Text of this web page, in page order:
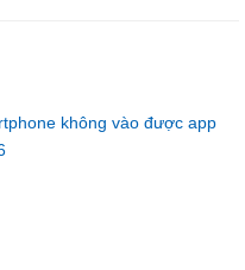
không vào được app